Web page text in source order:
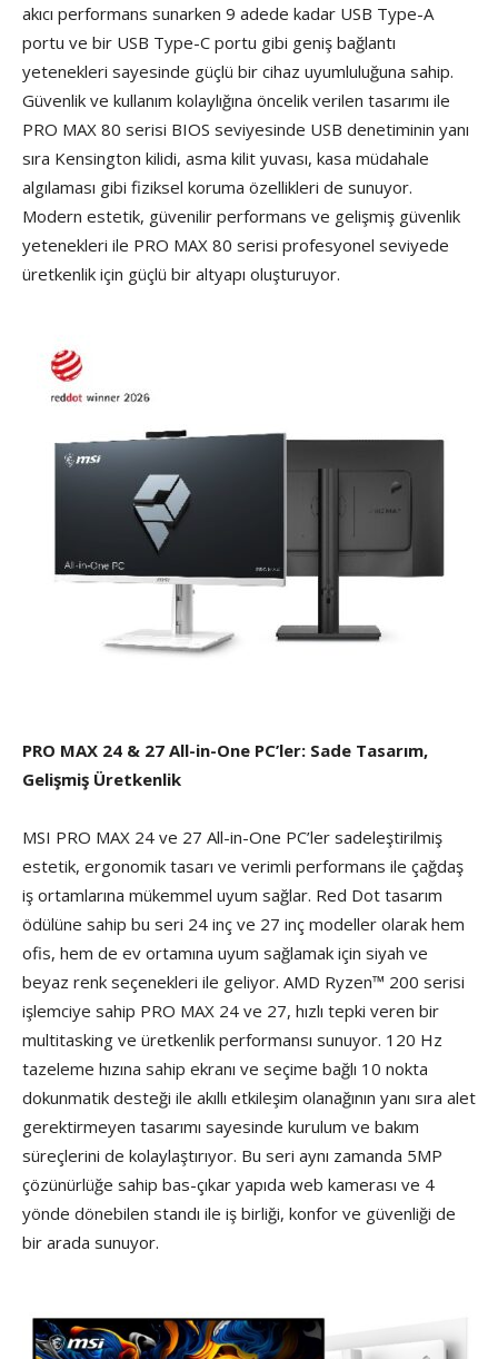
akıcı performans sunarken 9 adede kadar USB Type-A
portu ve bir USB Type-C portu gibi geniş bağlantı
yetenekleri sayesinde güçlü bir cihaz uyumluluğuna sahip.
Güvenlik ve kullanım kolaylığına öncelik verilen tasarımı ile
PRO MAX 80 serisi BIOS seviyesinde USB denetiminin yanı
sıra Kensington kilidi, asma kilit yuvası, kasa müdahale
algılaması gibi fiziksel koruma özellikleri de sunuyor.
Modern estetik, güvenilir performans ve gelişmiş güvenlik
yetenekleri ile PRO MAX 80 serisi profesyonel seviyede
üretkenlik için güçlü bir altyapı oluşturuyor.
PRO MAX 24 & 27 All-in-One PC’ler: Sade Tasarım,
Gelişmiş Üretkenlik
MSI PRO MAX 24 ve 27 All-in-One PC’ler sadeleştirilmiş
estetik, ergonomik tasarı ve verimli performans ile çağdaş
iş ortamlarına mükemmel uyum sağlar. Red Dot tasarım
ödülüne sahip bu seri 24 inç ve 27 inç modeller olarak hem
ofis, hem de ev ortamına uyum sağlamak için siyah ve
beyaz renk seçenekleri ile geliyor. AMD Ryzen™ 200 serisi
işlemciye sahip PRO MAX 24 ve 27, hızlı tepki veren bir
multitasking ve üretkenlik performansı sunuyor. 120 Hz
tazeleme hızına sahip ekranı ve seçime bağlı 10 nokta
dokunmatik desteği ile akıllı etkileşim olanağının yanı sıra alet
gerektirmeyen tasarımı sayesinde kurulum ve bakım
süreçlerini de kolaylaştırıyor. Bu seri aynı zamanda 5MP
çözünürlüğe sahip bas-çıkar yapıda web kamerası ve 4
yönde dönebilen standı ile iş birliği, konfor ve güvenliği de
bir arada sunuyor.